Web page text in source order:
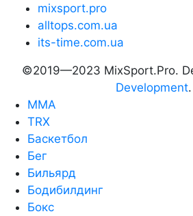
mixsport.pro
alltops.com.ua
its-time.com.ua
©2019—2023 MixSport.Pro.
Development.
MMA
TRX
Баскетбол
Бег
Бильярд
Бодибилдинг
Бокс